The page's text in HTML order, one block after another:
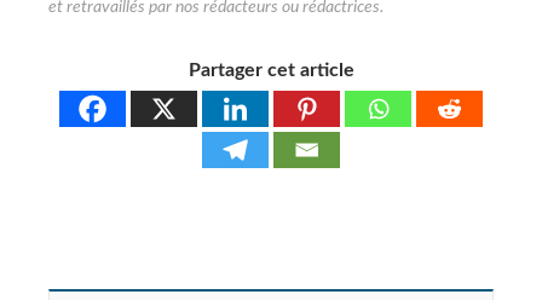
Partager cet article